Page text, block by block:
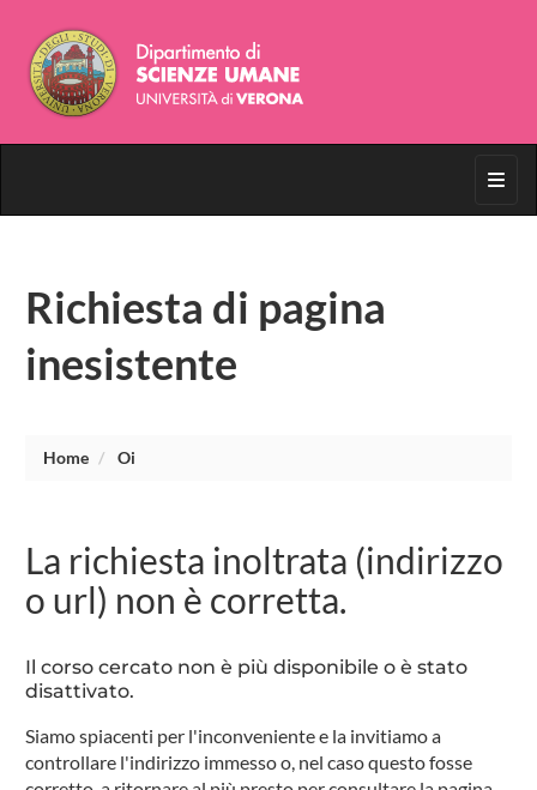
Richiesta di pagina
inesistente
Home Oi
La richiesta inoltrata (indirizzo
o url) non è corretta.
Il corso cercato non è più disponibile o è stato
disattivato.
Siamo spiacenti per l'inconveniente e la invitiamo a
controllare l'indirizzo immesso o, nel caso questo fosse